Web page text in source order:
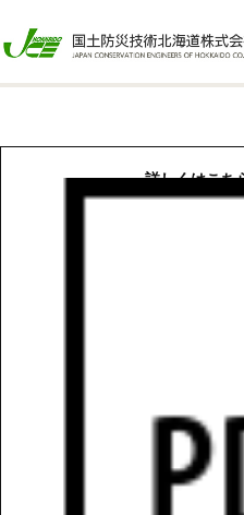
知内町小谷石中の沢酸性硫酸
詳しくはこち